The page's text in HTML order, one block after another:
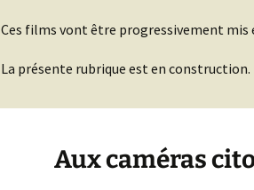
Ces films vont être progressivement mis
La présente rubrique est en construction.
Aux caméras